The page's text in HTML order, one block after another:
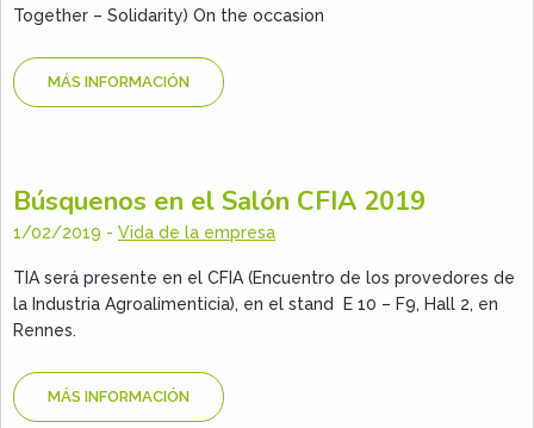
Together – Solidarity) On the occasion
MÁS INFORMACIÓN
Búsquenos en el Salón CFIA 2019
1/02/2019 - Vida de la empresa
TIA será presente en el CFIA (Encuentro de los provedores de
la Industria Agroalimenticia), en el stand E 10 – F9, Hall 2, en
Rennes.
MÁS INFORMACIÓN